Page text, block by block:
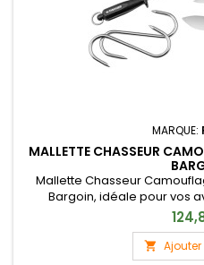
MARQUE:
MALLETTE CHASSEUR
Mallette Chasseur
Bargoin, idéale pour vos
